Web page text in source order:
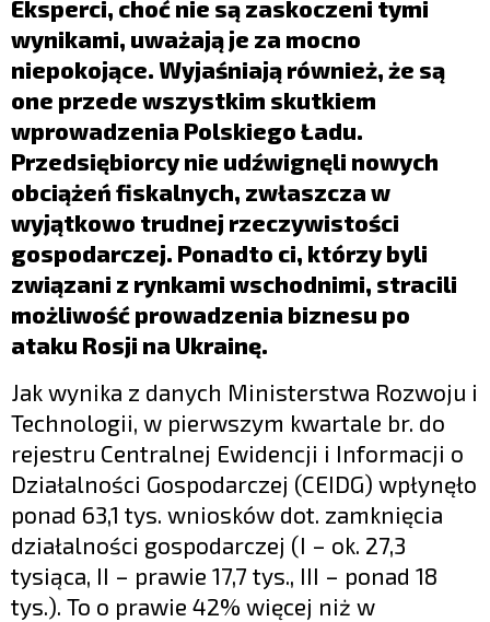
Eksperci, choć nie są zaskoczeni tymi
wynikami, uważają je za mocno
niepokojące. Wyjaśniają również, że są
one przede wszystkim skutkiem
wprowadzenia Polskiego Ładu.
Przedsiębiorcy nie udźwignęli nowych
obciążeń fiskalnych, zwłaszcza w
wyjątkowo trudnej rzeczywistości
gospodarczej. Ponadto ci, którzy byli
związani z rynkami wschodnimi, stracili
możliwość prowadzenia biznesu po
ataku Rosji na Ukrainę.
Jak wynika z danych Ministerstwa Rozwoju i
Technologii, w pierwszym kwartale br. do
rejestru Centralnej Ewidencji i Informacji o
Działalności Gospodarczej (CEIDG) wpłynęło
ponad 63,1 tys. wniosków dot. zamknięcia
działalności gospodarczej (I – ok. 27,3
tysiąca, II – prawie 17,7 tys., III – ponad 18
tys.). To o prawie 42% więcej niż w